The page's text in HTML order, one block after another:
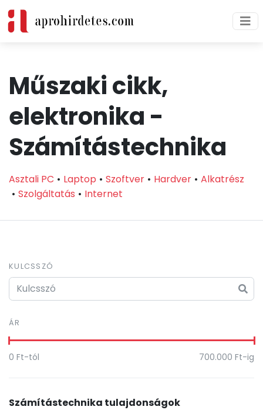
Műszaki cikk,
elektronika -
Számítástechnika
Asztali PC Laptop Szoftver Hardver
Alkatrész
Szolgáltatás
Internet
KULCSSZÓ
ÁR
0 Ft-tól 700.000 Ft-ig
Számítástechnika tulajdonságok